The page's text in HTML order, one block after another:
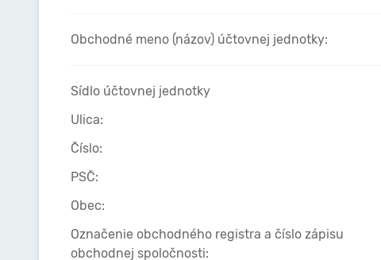
Obchodné meno (názov) účtovnej jednotky:
Sídlo účtovnej jednotky
Ulica:
Číslo:
PSČ:
Obec:
Označenie obchodného registra a číslo zápisu
obchodnej spoločnosti: